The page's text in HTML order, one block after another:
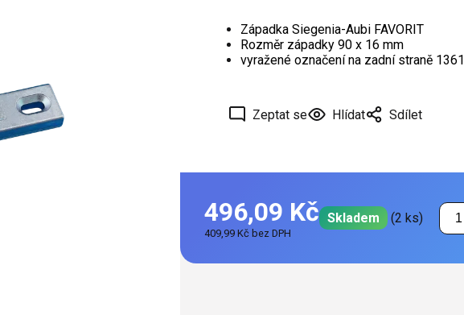
Západka Siegenia-Aubi FAVORIT
Rozměr západky 90 x 16 mm
vyražené označení na zadní straně 1361
Zeptat se Hlídat Sdílet
496,09 Kč
409,99 Kč bez DPH
cena:
Skladem (2 ks)